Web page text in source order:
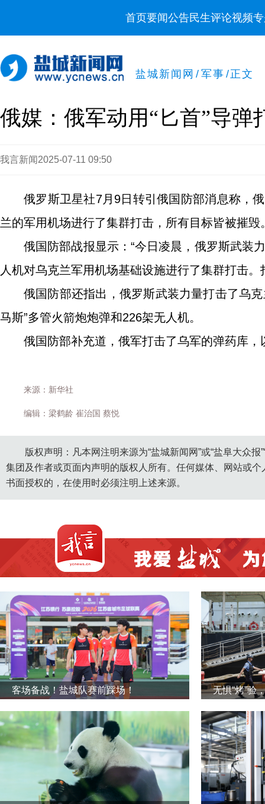
首页要闻公告民生评论视频
盐城新闻网 / 军事 /正文
俄媒：俄军动用“匕首”导弹
我言新闻 2025-07-11 09:50
俄罗斯卫星社7月9日转引俄国防部消息称，
兰的军用机场进行了集群打击，所有目标皆被摧毁
俄国防部战报显示：“今日凌晨，俄罗斯武装
人机对乌克兰军用机场基础设施进行了集群打击
俄国防部还指出，俄罗斯武装力量打击了乌
马斯”多管火箭炮炮弹和226架无人机。
俄国防部补充道，俄军打击了乌军的弹药库
来源：新华社
编辑：梁鹤龄 崔治国 蔡悦
版权声明：凡本网注明来源为“盐城新闻网”或“盐阜大众
集团及作者或页面内声明的版权人所有。任何媒体、网站或
书面授权的，在使用时必须注明上述来源。
客场备战！盐城队赛前踩场！ 无惧“烤”验